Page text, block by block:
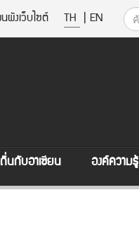
ผังเว็บไซต์ TH | EN
นกับอาเซียน องค์ความรู้